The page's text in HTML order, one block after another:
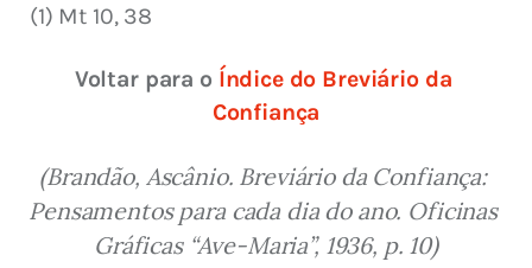
(1) Mt 10, 38
Voltar para o Índice do Breviário da
Confiança
(Brandão, Ascânio. Breviário da Confiança:
Pensamentos para cada dia do ano. Oficinas
Gráficas “Ave-Maria”, 1936, p. 10)